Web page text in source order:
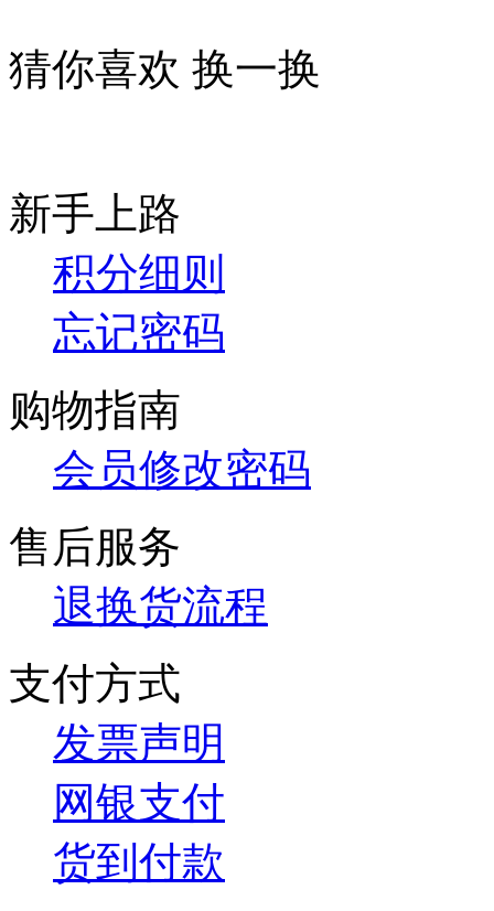
猜你喜欢 换一换
新手上路
积分细则
忘记密码
购物指南
会员修改密码
售后服务
退换货流程
支付方式
发票声明
网银支付
货到付款